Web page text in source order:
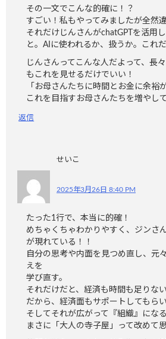
その一文でこんな的確に！？
すごい！私もやってみましたが全然
それだけじんさんがchatGPTを活用
と。AIに使われるか、扱うか。これ
じんさんってこんな人だよって、長
もこれを見せるだけでいい！
「お母さんたちに時間とお金に余裕
これを目指すお母さんたちを増やし
返信
せいこ
2025年3月26日 8:40 PM
たった1行で、本当に的確！
めちゃくちゃわかりやすく、ジンさ
が現れている！！
自分の思考や内面を見つめ直し、元
えを
学び直す。
それだけだと、経済も時間も足りない
だから、経済面もサポートしてもら
そしてそれが広がって『組織』になる
まさに「大人の寺子屋」って改めて